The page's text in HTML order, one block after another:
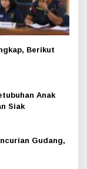
Berikut
Anak
Siak
Gudang,